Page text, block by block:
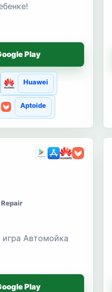
Play
Huawei
Aptoide
Автомойка
Play